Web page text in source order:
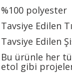
%100 polyester
Tavsiye Edilen
Tavsiye Edilen
Bu ürünle her
etol gibi